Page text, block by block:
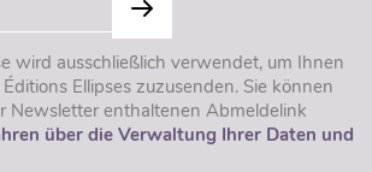
wird ausschließlich verwendet, um Ihnen
Ellipses zuzusenden. Sie können
Newsletter enthaltenen Abmeldelink
über die Verwaltung Ihrer Daten und